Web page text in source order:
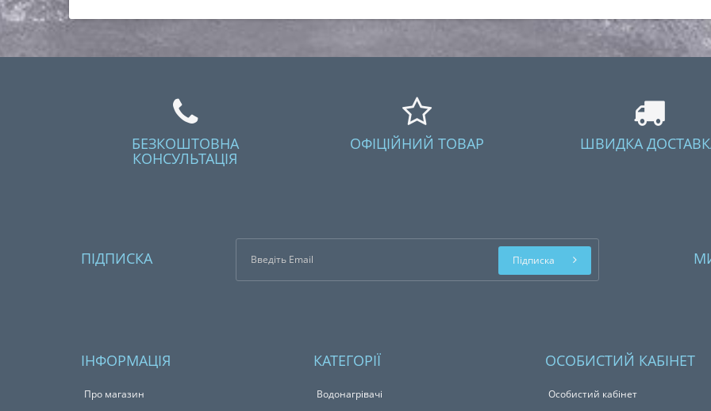
БЕЗКОШТОВНА
КОНСУЛЬТАЦІЯ
ОФІЦІЙНИЙ ТОВАР ШВИДКА
ПІДПИСКА Підписка
ІНФОРМАЦІЯ
Про магазин
КАТЕГОРІЇ
Водонагрівачі
ОСОБИСТИЙ КАБІНЕТ
Особистий кабінет